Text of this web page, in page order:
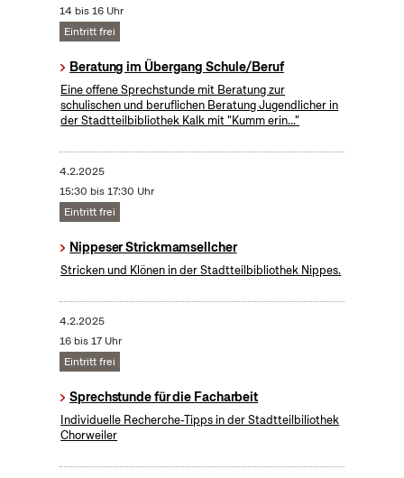
14 bis 16 Uhr
Eintritt frei
Beratung im Übergang Schule/Beruf
Eine offene Sprechstunde mit Beratung zur
schulischen und beruflichen Beratung Jugendlicher in
der Stadtteilbibliothek Kalk mit "Kumm erin..."
4.2.2025
15:30 bis 17:30 Uhr
Eintritt frei
Nippeser Strickmamsellcher
Stricken und Klönen in der Stadtteilbibliothek Nippes.
4.2.2025
16 bis 17 Uhr
Eintritt frei
Sprechstunde für die Facharbeit
Individuelle Recherche-Tipps in der Stadtteilbiliothek
Chorweiler